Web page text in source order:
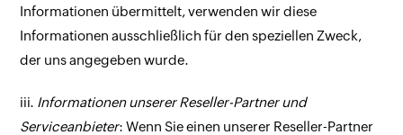
Informationen übermittelt, verwenden wir diese
Informationen ausschließlich für den speziellen Zweck,
der uns angegeben wurde.
iii. Informationen unserer Reseller-Partner und
Serviceanbieter: Wenn Sie einen unserer Reseller-Partner